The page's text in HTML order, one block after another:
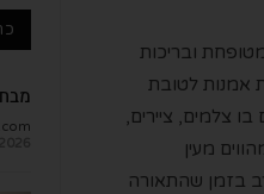
ובריכות
אמנות לטובת
צלמים, ציירים,
מעין
בזמן שהתאורה